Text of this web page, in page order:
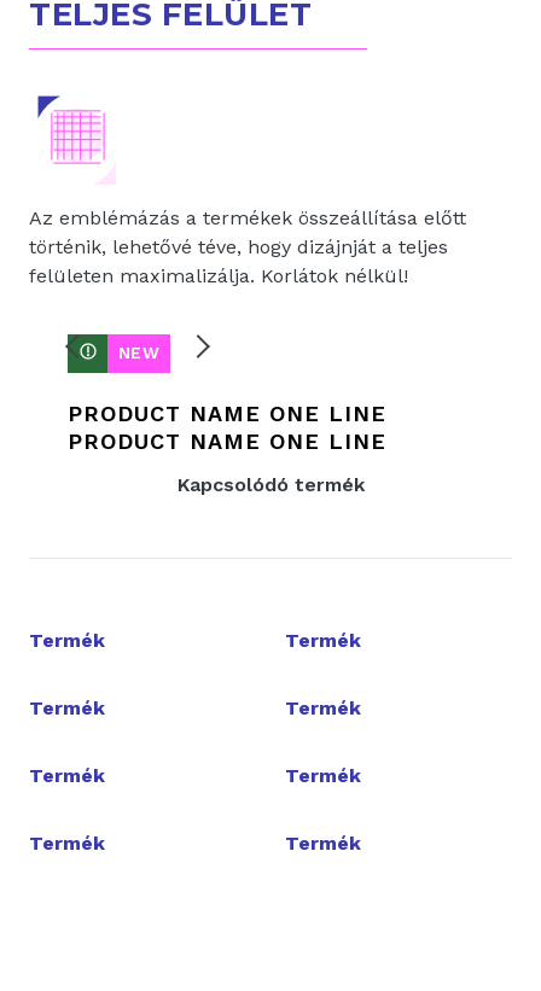
TELJES FELÜLET
Az emblémázás a termékek összeállítása előtt
történik, lehetővé téve, hogy dizájnját a teljes
felületen maximalizálja. Korlátok nélkül!
Lorem ipsum dolor sit amet, consectetur
adipiscing elit. Quisque tincidunt leo vel lacus
blandit, id consectetur nisi dignissim.
Nulla tincidunt gravida elit a dictum. Integer
commodo ac ex malesuada aliquam.
NEW
PRODUCT NAME ONE LINE
PRODUCT NAME ONE LINE
Kapcsolódó termék
Termék Termék
Termék Termék
Termék Termék
Termék Termék